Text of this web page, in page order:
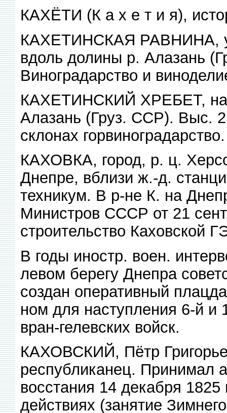
КАХЁТИ (К а х е т и я),
КАХЕТИНСКАЯ РАВНИНА, у
вдоль долины р. Алазань
Виноградарство и
КАХЕТИНСКИЙ ХРЕБЕТ, на
Алазань (Груз. ССР). Выс.
склонах горвиноградарство.
КАХОВКА, город, р. ц.
Днепре, вблизи ж.-д.
техникум. В р-не К. на
Министров СССР от 21
строительство Каховской
В годы иностр. воен.
левом берегу Днепра
создан оперативный
ном для наступления 6-й и
вран-гелевских войск.
КАХОВСКИЙ, Пётр
республиканец. Принимал
восстания 14 декабря
действиях (занятие